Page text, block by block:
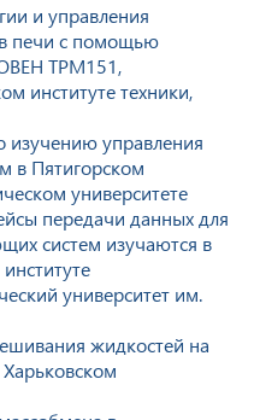
и управления
печи с помощью
ТРМ151,
институте техники,
изучению управления
в Пятигорском
университете
передачи данных для
систем изучаются в
университет им.
жидкостей на